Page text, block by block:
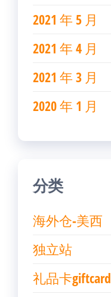
2021 年 5 月
2021 年 4 月
2021 年 3 月
2020 年 1 月
分类
海外仓-美西
独立站
礼品卡giftcard